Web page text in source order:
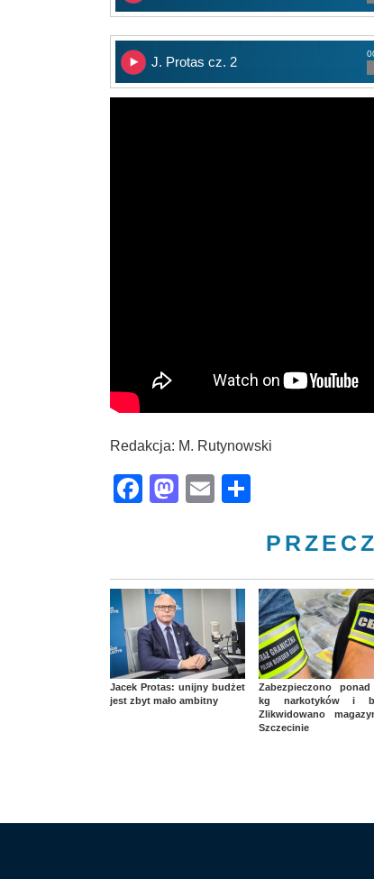
J. Protas cz. 2
Redakcja: M. Rutynowski
Facebook
Mastodon
Email
Jacek Protas: unijny budżet
jest zbyt mało ambitny
Zabezpieczono ponad
kg narkotyków i
Zlikwidowano
Szczecinie